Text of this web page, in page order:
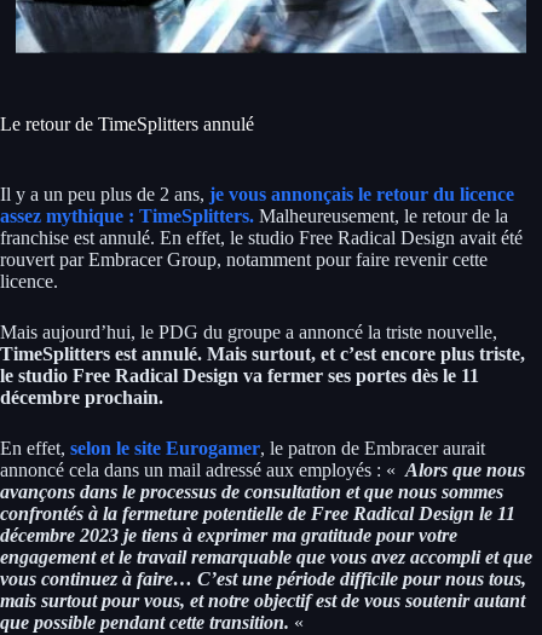
Le retour de TimeSplitters annulé
Il y a un peu plus de 2 ans, je vous annonçais le retour du licence
assez mythique : TimeSplitters. Malheureusement, le retour de la
franchise est annulé. En effet, le studio Free Radical Design avait été
rouvert par Embracer Group, notamment pour faire revenir cette
licence.
Mais aujourd’hui, le PDG du groupe a annoncé la triste nouvelle,
TimeSplitters est annulé. Mais surtout, et c’est encore plus triste,
le studio Free Radical Design va fermer ses portes dès le 11
décembre prochain.
En effet, selon le site Eurogamer, le patron de Embracer aurait
annoncé cela dans un mail adressé aux employés : « Alors que nous
avançons dans le processus de consultation et que nous sommes
confrontés à la fermeture potentielle de Free Radical Design le 11
décembre 2023 je tiens à exprimer ma gratitude pour votre
engagement et le travail remarquable que vous avez accompli et que
vous continuez à faire… C’est une période difficile pour nous tous,
mais surtout pour vous, et notre objectif est de vous soutenir autant
que possible pendant cette transition. «